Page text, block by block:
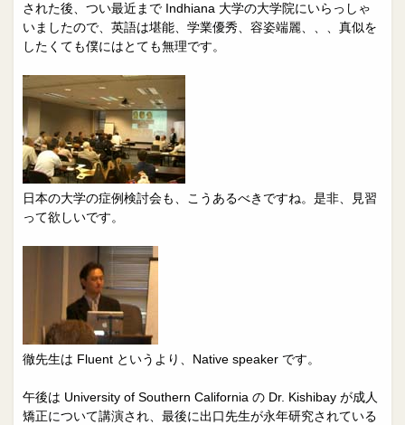
された後、つい最近まで Indhiana 大学の大学院にいらっしゃ
いましたので、英語は堪能、学業優秀、容姿端麗、、、真似を
したくても僕にはとても無理です。
日本の大学の症例検討会も、こうあるべきですね。是非、見習
って欲しいです。
徹先生は Fluent というより、Native speaker です。
午後は University of Southern California の Dr. Kishibay が成人
矯正について講演され、最後に出口先生が永年研究されている